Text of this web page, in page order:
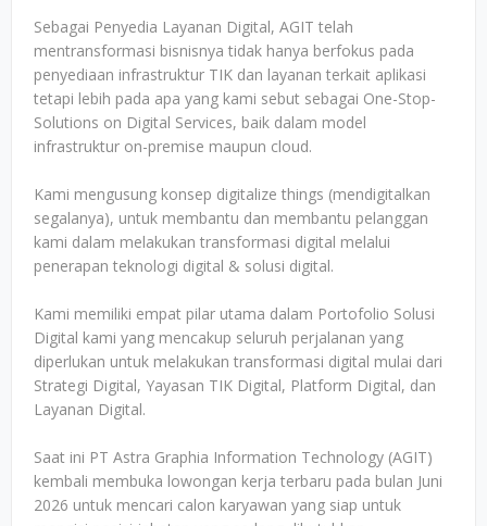
Sebagai Penyedia Layanan Digital, AGIT telah
mentransformasi bisnisnya tidak hanya berfokus pada
penyediaan infrastruktur TIK dan layanan terkait aplikasi
tetapi lebih pada apa yang kami sebut sebagai One-Stop-
Solutions on Digital Services, baik dalam model
infrastruktur on-premise maupun cloud.
Kami mengusung konsep digitalize things (mendigitalkan
segalanya), untuk membantu dan membantu pelanggan
kami dalam melakukan transformasi digital melalui
penerapan teknologi digital & solusi digital.
Kami memiliki empat pilar utama dalam Portofolio Solusi
Digital kami yang mencakup seluruh perjalanan yang
diperlukan untuk melakukan transformasi digital mulai dari
Strategi Digital, Yayasan TIK Digital, Platform Digital, dan
Layanan Digital.
Saat ini PT Astra Graphia Information Technology (AGIT)
kembali membuka lowongan kerja terbaru pada bulan Juni
2026 untuk mencari calon karyawan yang siap untuk